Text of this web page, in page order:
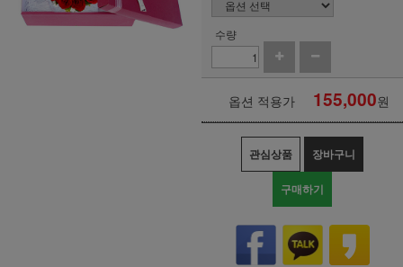
수량
옵션 적용가 155,000원
관심상품 장바구니
구매하기